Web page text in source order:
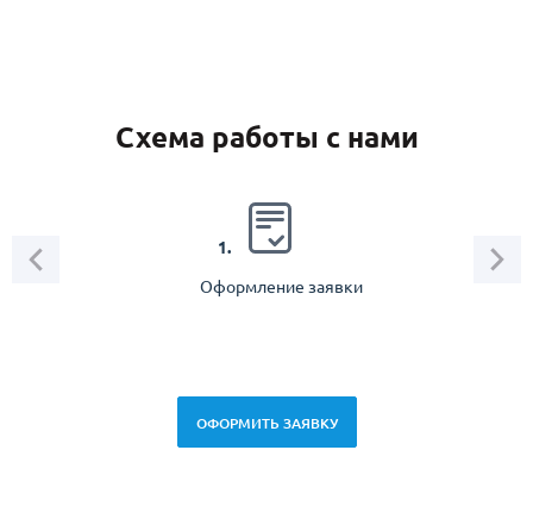
Схема работы с нами
1.
Оформление заявки
ОФОРМИТЬ ЗАЯВКУ